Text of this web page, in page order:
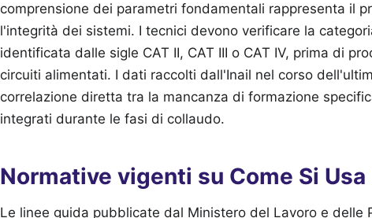
comprensione dei parametri fondamentali rappresenta il
l'integrità dei sistemi. I tecnici devono verificare la
identificata dalle sigle CAT II, CAT III o CAT IV, prima di
circuiti alimentati. I dati raccolti dall'Inail nel corso
correlazione diretta tra la mancanza di formazione
integrati durante le fasi di collaudo.
Normative vigenti su Come Si
Le linee guida pubblicate dal Ministero del Lavoro e delle